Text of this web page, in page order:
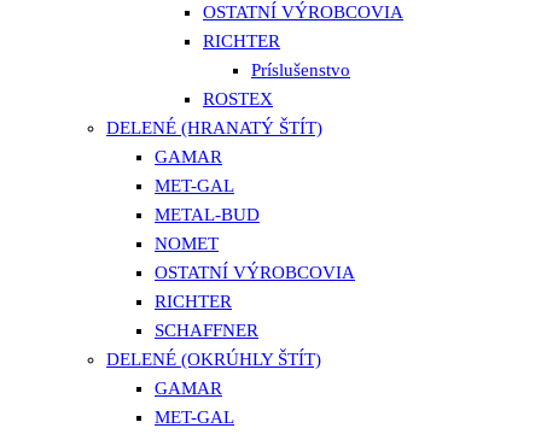
OSTATNÍ VÝROBCOVIA
RICHTER
Príslušenstvo
ROSTEX
DELENÉ (HRANATÝ ŠTÍT)
GAMAR
MET-GAL
METAL-BUD
NOMET
OSTATNÍ VÝROBCOVIA
RICHTER
SCHAFFNER
DELENÉ (OKRÚHLY ŠTÍT)
GAMAR
MET-GAL